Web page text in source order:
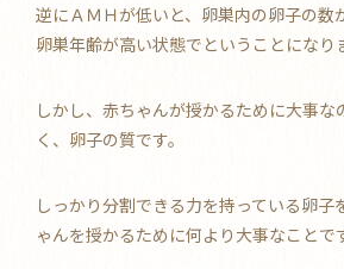
逆にＡＭＨが低いと、卵巣内の卵子の数
卵巣年齢が高い状態でということになり
しかし、赤ちゃんが授かるために大事な
く、卵子の質です。
しっかり分割できる力を持っている卵子
ゃんを授かるために何より大事なことで